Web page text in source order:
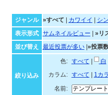
ジャンル »すべて カワイイ シ
表示形式
サムネイルビュー
»リ
並び替え
最近投票が多い| »投票
絞り込み
色: すべて 白
カラム:
すべて 1カ
名前: